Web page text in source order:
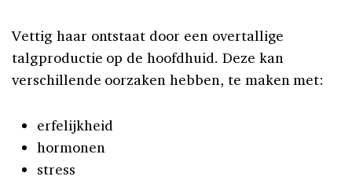
Vettig haar ontstaat door een overtallige
talgproductie op de hoofdhuid. Deze kan
verschillende oorzaken hebben, te maken met:
erfelijkheid
hormonen
stress